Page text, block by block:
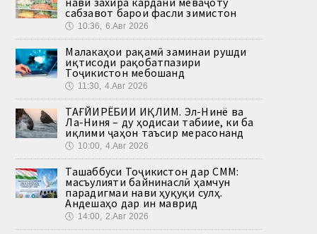
сабзавот барои фасли зимистон
🕔 10:36, 6.Авг 2026
Малакаҳои рақамӣ заминаи рушди
иқтисоди рақобатпазири
Тоҷикистон мебошанд
🕔 11:30, 4.Авг 2026
ТАҒЙИРЁБИИ ИҚЛИМ. Эл-Нинё ва
Ла-Ниня – ду ҳодисаи табиие, ки ба
иқлими ҷаҳон таъсир мерасонанд
🕔 10:00, 4.Авг 2026
Ташаббуси Тоҷикистон дар СММ:
масъулияти байнинаслӣ ҳамчун
парадигмаи нави ҳуқуқи сулҳ.
Андешаҳо дар ин маврид
🕔 14:00, 2.Авг 2026